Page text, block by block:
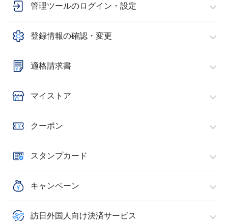
管理ツールのログイン・設定
登録情報の確認・変更
適格請求書
マイストア
クーポン
スタンプカード
キャンペーン
訪日外国人向け決済サービス